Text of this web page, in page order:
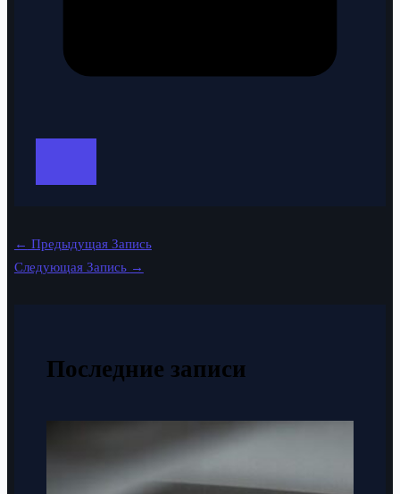
← Предыдущая Запись
Следующая Запись →
Последние записи